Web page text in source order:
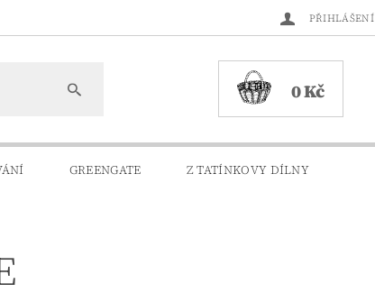
PŘIHLÁŠENÍ
0 Kč
GREENGATE Z TATÍNKOVY DÍLNY